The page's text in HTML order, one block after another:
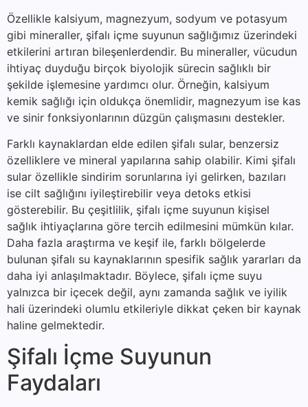
Özellikle kalsiyum, magnezyum, sodyum ve potasyum
gibi mineraller, şifalı içme suyunun sağlığımız üzerindeki
etkilerini artıran bileşenlerdendir. Bu mineraller, vücudun
ihtiyaç duyduğu birçok biyolojik sürecin sağlıklı bir
şekilde işlemesine yardımcı olur. Örneğin, kalsiyum
kemik sağlığı için oldukça önemlidir, magnezyum ise kas
ve sinir fonksiyonlarının düzgün çalışmasını destekler.
Farklı kaynaklardan elde edilen şifalı sular, benzersiz
özelliklere ve mineral yapılarına sahip olabilir. Kimi şifalı
sular özellikle sindirim sorunlarına iyi gelirken, bazıları
ise cilt sağlığını iyileştirebilir veya detoks etkisi
gösterebilir. Bu çeşitlilik, şifalı içme suyunun kişisel
sağlık ihtiyaçlarına göre tercih edilmesini mümkün kılar.
Daha fazla araştırma ve keşif ile, farklı bölgelerde
bulunan şifalı su kaynaklarının spesifik sağlık yararları da
daha iyi anlaşılmaktadır. Böylece, şifalı içme suyu
yalnızca bir içecek değil, aynı zamanda sağlık ve iyilik
hali üzerindeki olumlu etkileriyle dikkat çeken bir kaynak
haline gelmektedir.
Şifalı İçme Suyunun
Faydaları